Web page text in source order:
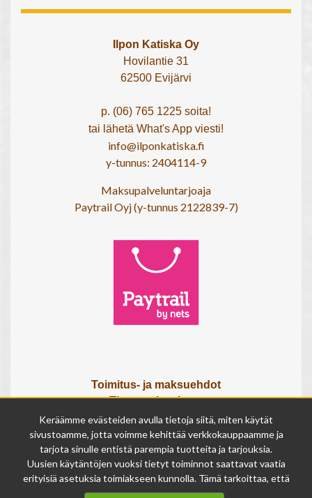
Ilpon Katiska Oy
Hovilantie 31
62500 Evijärvi
p. (06) 765 1225 soita!
tai lähetä What's App viesti!
info@ilponkatiska.fi
y-tunnus: 2404114-9
Maksupalveluntarjoaja
Paytrail Oyj (y-tunnus 2122839-7)
Toimitus- ja maksuehdot
Tietosuojaseloste
Tietoa meistä
Osta lahjakortti
Tilauksen peruutuslomake
Olemme avoinna
ma - pe 9 - 17
Keräämme evästeiden avulla tietoja siitä, miten käytät
sivustoamme, jotta voimme kehittää verkkokauppaamme ja
tarjota sinulle entistä parempia tuotteita ja tarjouksia.
Uusien käytäntöjen vuoksi tietyt toiminnot saattavat vaatia
erityisiä asetuksia toimiakseen kunnolla. Tämä tarkoittaa, että
joissakin tapauksissa anonymisoidut tiedot voivat kertyä,